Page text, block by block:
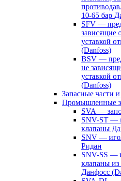
10-65 бар
SFV —
зависящие
уставкой
(Danfoss)
BSV —
не
уставкой
(Danfoss)
Запасные части
Промышленные
SVA —
SNV-ST —
клапаны
SNV —
Ридан
SNV-SS —
клапаны
Данфосс